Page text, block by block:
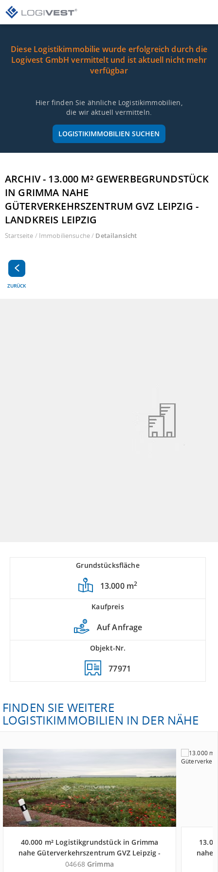
Diese Logistikimmobilie wurde erfolgreich durch die
Logivest GmbH vermittelt und ist aktuell nicht mehr
verfügbar
Hier finden Sie ähnliche Logistikimmobilien,
die wir aktuell vermitteln.
LOGISTIKIMMOBILIEN SUCHEN
ARCHIV - 13.000 M² GEWERBEGRUNDSTÜCK
IN GRIMMA NAHE
GÜTERVERKEHRSZENTRUM GVZ LEIPZIG -
LANDKREIS LEIPZIG
Startseite / Immobiliensuche/ Detailansicht
ZURÜCK
Grundstücksfläche
13.000 m2
Kaufpreis
Auf Anfrage
Objekt-Nr.
77971
FINDEN SIE WEITERE
LOGISTIKIMMOBILIEN IN DER NÄHE
40.000 m² Logistikgrundstück in Grimma
nahe Güterverkehrszentrum GVZ Leipzig -
Landkreis Leipzig
04668 Grimma
nahe